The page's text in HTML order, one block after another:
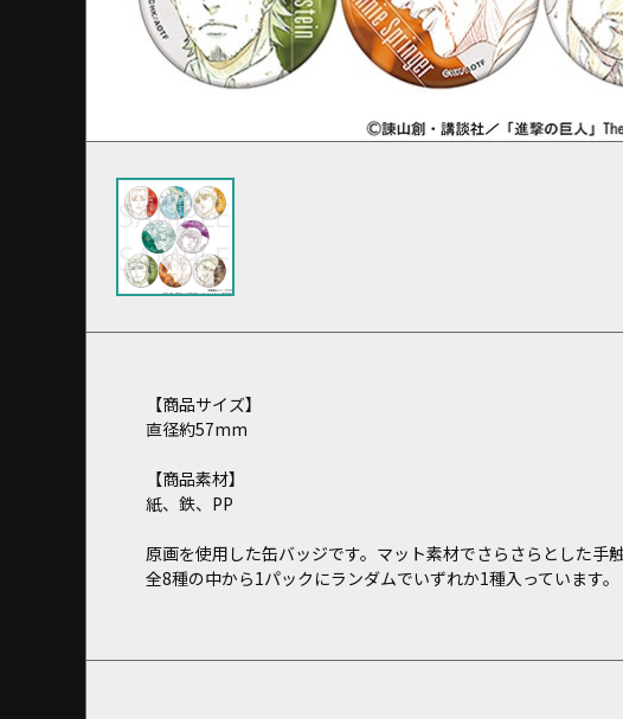
【商品サイズ】
直径約57mm
【商品素材】
紙、鉄、PP
原画を使用した缶バッジです。マット素材でさらさらとした手触
全8種の中から1パックにランダムでいずれか1種入っています。